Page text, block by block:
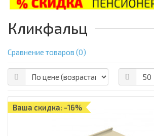
Кликфальц
Сравнение товаров (0)
Ваша скидка: -16%